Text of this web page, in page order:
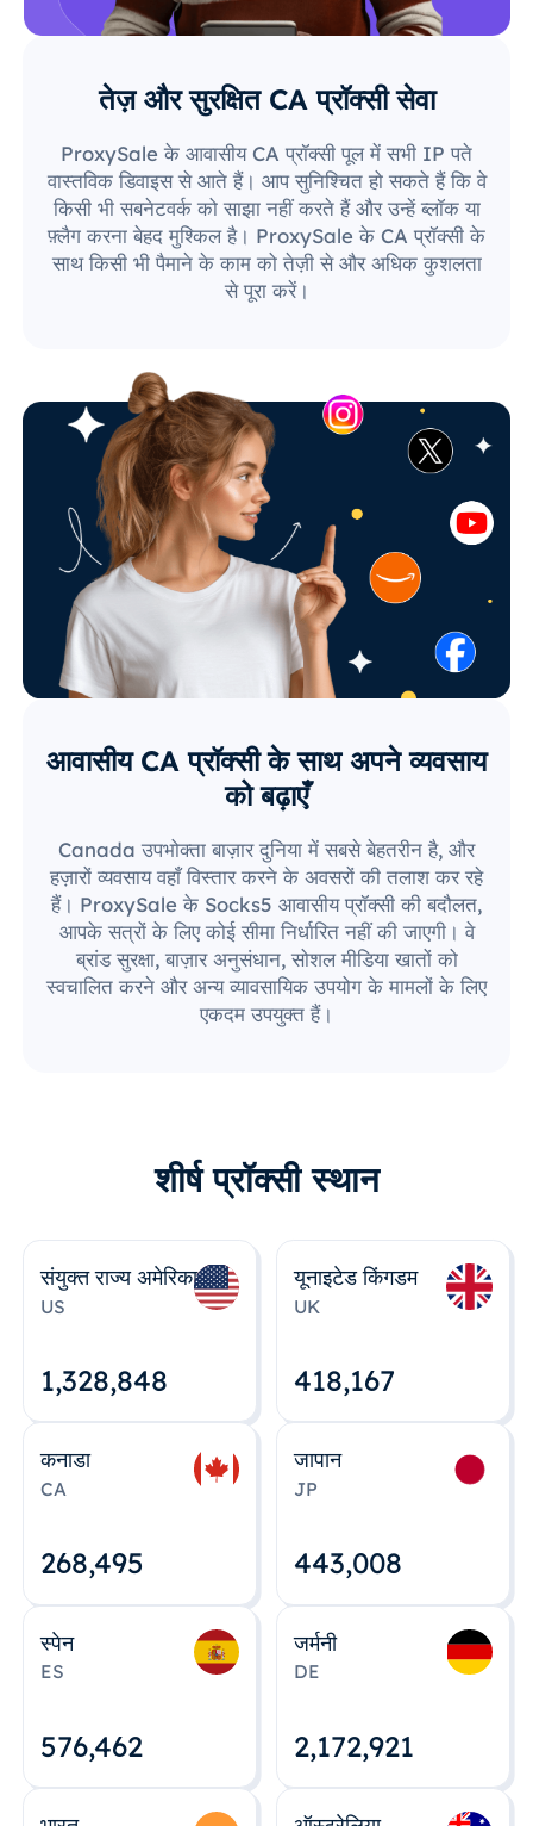
तेज़ और सुरक्षित CA प्रॉक्सी सेवा
ProxySale के आवासीय CA प्रॉक्सी पूल में सभी IP पते
वास्तविक डिवाइस से आते हैं। आप सुनिश्चित हो सकते हैं कि वे
किसी भी सबनेटवर्क को साझा नहीं करते हैं और उन्हें ब्लॉक या
फ़्लैग करना बेहद मुश्किल है। ProxySale के CA प्रॉक्सी के
साथ किसी भी पैमाने के काम को तेज़ी से और अधिक कुशलता
से पूरा करें।
आवासीय CA प्रॉक्सी के साथ अपने व्यवसाय
को बढ़ाएँ
Canada उपभोक्ता बाज़ार दुनिया में सबसे बेहतरीन है, और
हज़ारों व्यवसाय वहाँ विस्तार करने के अवसरों की तलाश कर रहे
हैं। ProxySale के Socks5 आवासीय प्रॉक्सी की बदौलत,
आपके सत्रों के लिए कोई सीमा निर्धारित नहीं की जाएगी। वे
ब्रांड सुरक्षा, बाज़ार अनुसंधान, सोशल मीडिया खातों को
स्वचालित करने और अन्य व्यावसायिक उपयोग के मामलों के लिए
एकदम उपयुक्त हैं।
शीर्ष प्रॉक्सी स्थान
संयुक्त राज्य अमेरिका
US
1,328,848
यूनाइटेड किंगडम
UK
418,167
कनाडा
CA
268,495
जापान
JP
443,008
स्पेन
ES
576,463
जर्मनी
DE
2,172,922